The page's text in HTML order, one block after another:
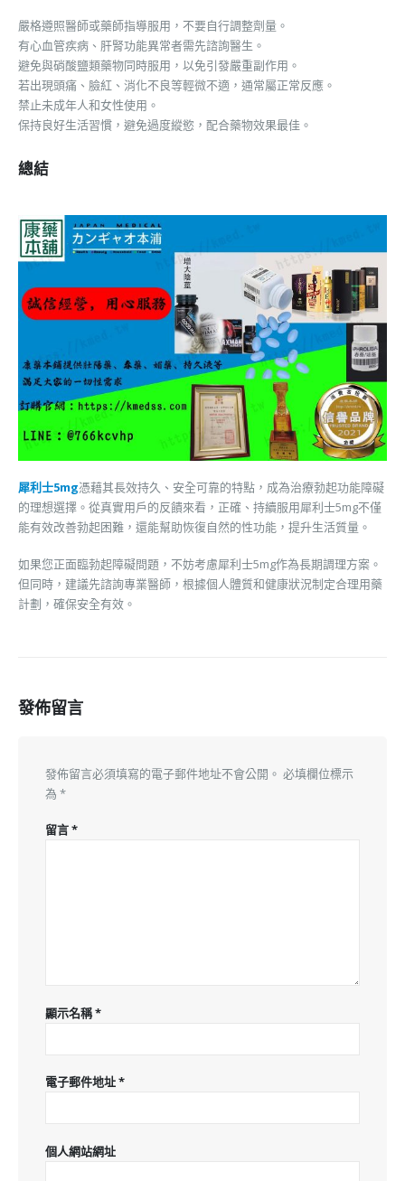
嚴格遵照醫師或藥師指導服用，不要自行調整劑量。
有心血管疾病、肝腎功能異常者需先諮詢醫生。
避免與硝酸鹽類藥物同時服用，以免引發嚴重副作用。
若出現頭痛、臉紅、消化不良等輕微不適，通常屬正常反應。
禁止未成年人和女性使用。
保持良好生活習慣，避免過度縱慾，配合藥物效果最佳。
總結
犀利士5mg憑藉其長效持久、安全可靠的特點，成為治療勃起功能障礙
的理想選擇。從真實用戶的反饋來看，正確、持續服用犀利士5mg不僅
能有效改善勃起困難，還能幫助恢復自然的性功能，提升生活質量。
如果您正面臨勃起障礙問題，不妨考慮犀利士5mg作為長期調理方案。
但同時，建議先諮詢專業醫師，根據個人體質和健康狀況制定合理用藥
計劃，確保安全有效。
發佈留言
發佈留言必須填寫的電子郵件地址不會公開。 必填欄位標示
為 *
留言*
顯示名稱*
電子郵件地址*
個人網站網址